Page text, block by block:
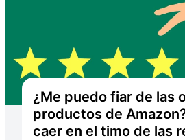
¿Me puedo fiar de las
productos de
caer en el timo de las